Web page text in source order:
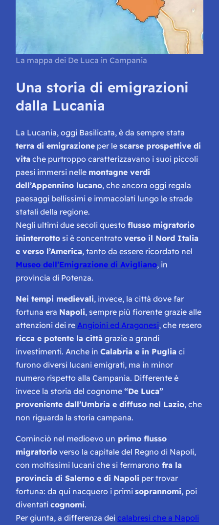
La mappa dei De Luca in Campania
Una storia di emigrazioni
dalla Lucania
La Lucania, oggi Basilicata, è da sempre stata
terra di emigrazione per le scarse prospettive di
vita che purtroppo caratterizzavano i suoi piccoli
paesi immersi nelle montagne verdi
dell’Appennino lucano, che ancora oggi regala
paesaggi bellissimi e immacolati lungo le strade
statali della regione.
Negli ultimi due secoli questo flusso migratorio
ininterrotto si è concentrato verso il Nord Italia
e verso l’America, tanto da essere ricordato nel
Museo dell’Emigrazione di Avigliano, in
provincia di Potenza.
Nei tempi medievali, invece, la città dove far
fortuna era Napoli, sempre più fiorente grazie alle
attenzioni dei re Angioini ed Aragonesi, che resero
ricca e potente la città grazie a grandi
investimenti. Anche in Calabria e in Puglia ci
furono diversi lucani emigrati, ma in minor
numero rispetto alla Campania. Differente è
invece la storia del cognome “De Luca”
proveniente dall’Umbria e diffuso nel Lazio, che
non riguarda la storia campana.
Cominciò nel medioevo un primo flusso
migratorio verso la capitale del Regno di Napoli,
con moltissimi lucani che si fermarono fra la
provincia di Salerno e di Napoli per trovar
fortuna: da qui nacquero i primi soprannomi, poi
diventati cognomi.
Per giunta, a differenza dei calabresi che a Napoli